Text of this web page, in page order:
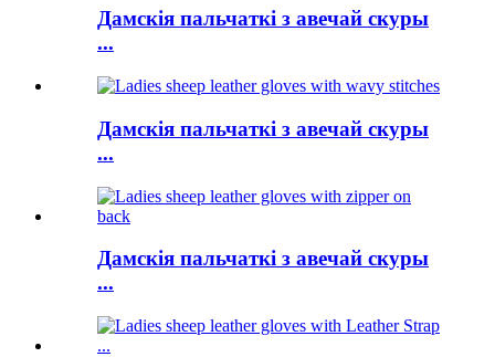
Дамскія пальчаткі з авечай скуры
...
Дамскія пальчаткі з авечай скуры
...
Дамскія пальчаткі з авечай скуры
...